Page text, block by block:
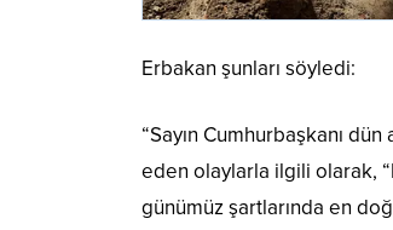
Erbakan şunları söyledi:
“Sayın Cumhurbaşkanı
eden olaylarla ilgili olarak,
günümüz şartlarında en